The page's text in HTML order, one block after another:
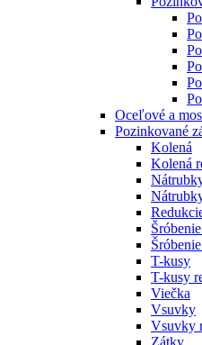
Oceľové a
Pozinkované
Kolená
Kolená
T-kusy
T-kusy
Viečka
Vsuvky
Vsuvky
Zátky